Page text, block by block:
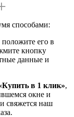
способами:
его в
кнопку
данные и
в 1 клик»,
окне и
свяжется наш